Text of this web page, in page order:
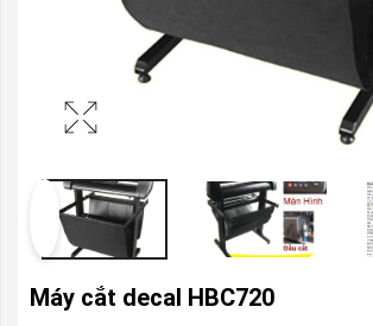
Máy cắt decal HBC720